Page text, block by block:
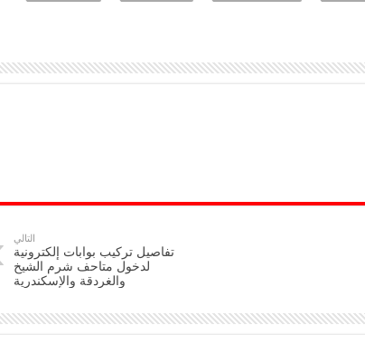
التالي
تفاصيل تركيب بوابات إلكترونية
لدخول متاحف شرم الشيخ
والغردقة والإسكندرية